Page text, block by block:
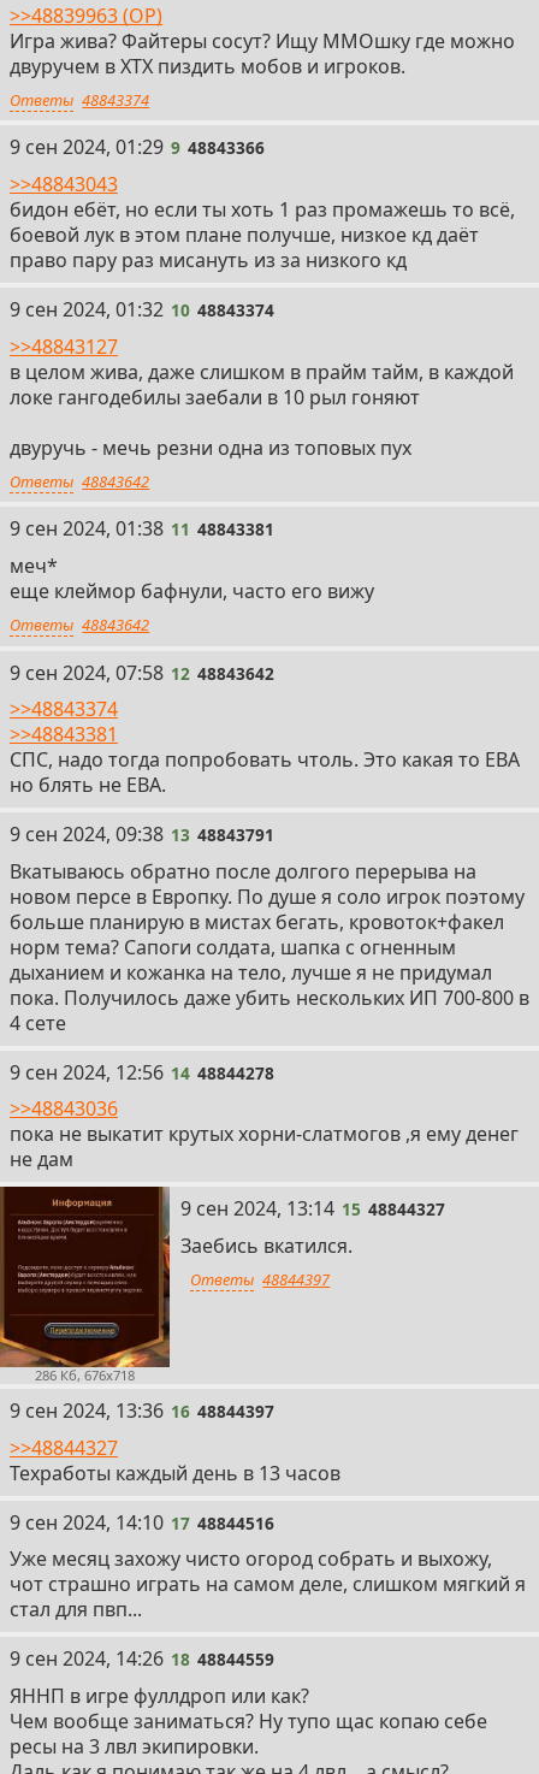
>>48839963 (OP)
Игра жива? Файтеры сосут? Ищу ММОшку где можно
двуручем в ХТХ пиздить мобов и игроков.
Ответы 48843374
9
9 сен 2024, 01:29 9 48843366
>>48843043
бидон ебëт, но если ты хоть 1 раз промажешь то всë,
боевой лук в этом плане получше, низкое кд даëт
право пару раз мисануть из за низкого кд
10
9 сен 2024, 01:32 10 48843374
>>48843127
в целом жива, даже слишком в прайм тайм, в каждой
локе гангодебилы заебали в 10 рыл гоняют
двуручь - мечь резни одна из топовых пух
Ответы 48843642
11
9 сен 2024, 01:38 11 48843381
меч*
еще клеймор бафнули, часто его вижу
Ответы 48843642
12
9 сен 2024, 07:58 12 48843642
>>48843374
>>48843381
СПС, надо тогда попробовать чтоль. Это какая то ЕВА
но блять не ЕВА.
13
9 сен 2024, 09:38 13 48843791
Вкатываюсь обратно после долгого перерыва на
новом персе в Европку. По душе я соло игрок поэтому
больше планирую в мистах бегать, кровоток+факел
норм тема? Сапоги солдата, шапка с огненным
дыханием и кожанка на тело, лучше я не придумал
пока. Получилось даже убить нескольких ИП 700-800 в
4 сете
14
9 сен 2024, 12:56 14 48844278
>>48843036
пока не выкатит крутых хорни-слатмогов ,я ему денег
не дам
286 Кб, 676x718
15
9 сен 2024, 13:14 15 48844327
Заебись вкатился.
Ответы 48844397
16
9 сен 2024, 13:36 16 48844397
>>48844327
Техработы каждый день в 13 часов
17
9 сен 2024, 14:10 17 48844516
Уже месяц захожу чисто огород собрать и выхожу,
чот страшно играть на самом деле, слишком мягкий я
стал для пвп...
18
9 сен 2024, 14:26 18 48844559
ЯННП в игре фуллдроп или как?
Чем вообще заниматься? Ну тупо щас копаю себе
ресы на 3 лвл экипировки.